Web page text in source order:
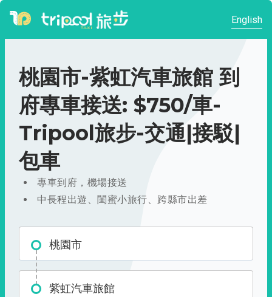
English
桃園市-紫虹汽車旅館 到
府專車接送: $750/車-
Tripool旅步-交通|接駁|
包車
專車到府，機場接送
中長程出遊、閨蜜小旅行、跨縣市出差
桃園市
紫虹汽車旅館